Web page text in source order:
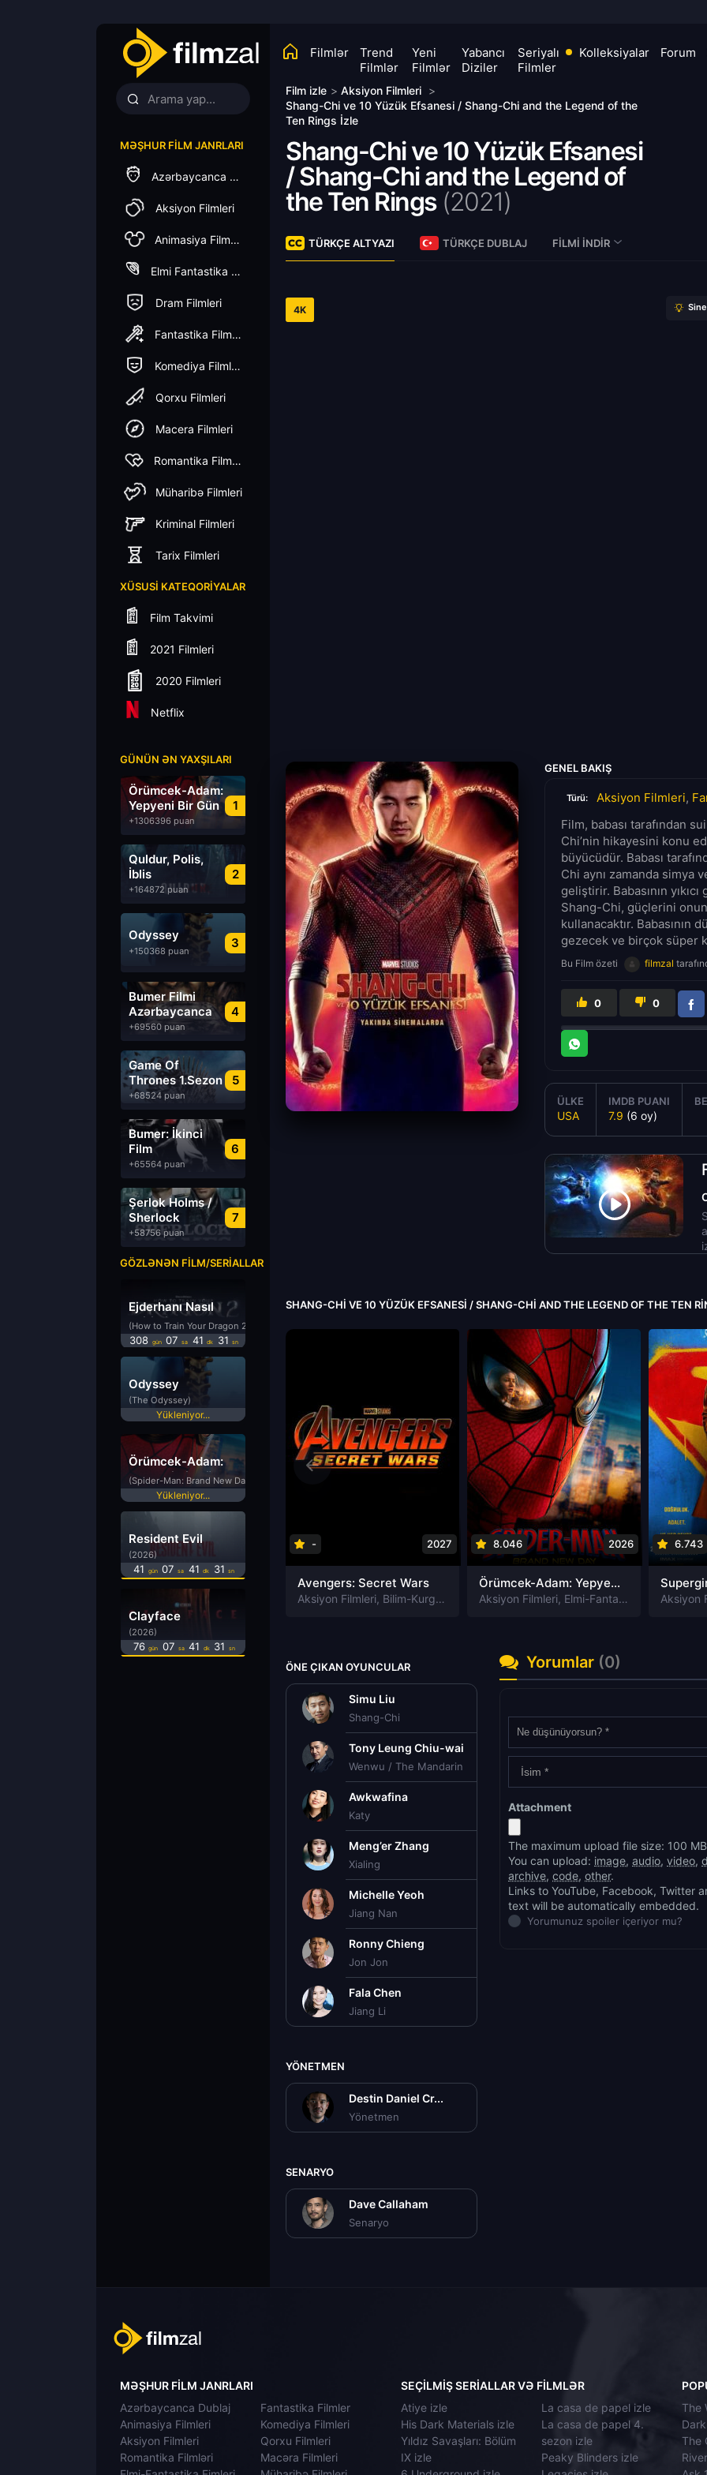
Filmlər
Trend
Filmlər
Yeni
Filmlər
Yabancı
Diziler
Seriyalı
Filmler
Kolleksiyalar Forum
MƏŞHUR FILM JANRLARI
Azərbaycanca Dublaj
Aksiyon Filmleri
Animasiya Filmleri
Elmi Fantastika Filmleri
Dram Filmleri
Fantastika Filmleri
Komediya Filmleri
Qorxu Filmleri
Macera Filmleri
Romantika Filmleri
Müharibə Filmleri
Kriminal Filmleri
Tarix Filmleri
XÜSUSI KATEQORIYALAR
Film Takvimi
2021 Filmleri
2020 Filmleri
Netflix
GÜNÜN ƏN YAXŞILARI
1
Örümcek-Adam:
Yepyeni Bir Gün
+1306396 puan
2
Quldur, Polis,
İblis
+164872 puan
3
Odyssey
+150368 puan
4
Bumer Filmi
Azərbaycanca
Dublyaj izle
+69560 puan
5
Game Of
Thrones 1.Sezon
Türkçe Dublaj
izle
+68524 puan
6
Bumer: İkinci
Film
Azərbaycanca
Dublyaj izle
+65564 puan
7
Şerlok Holms /
Sherlock
Holmes
+58756 puan
GÖZLƏNƏN FILM/SERIALLAR
Ejderhanı Nasıl
Eğitirsin 2
(How to Train Your Dragon 2)
308 gün 07 sa 41 dk 30 sn
Odyssey
(The Odyssey)
Yükleniyor...
Örümcek-Adam:
Yepyeni Bir Gün
(Spider-Man: Brand New Day)
Yükleniyor...
Resident Evil
(2026)
41 gün 07 sa 41 dk 30 sn
Clayface
(2026)
76 gün 07 sa 41 dk 30 sn
Film izle > Aksiyon Filmleri >
Shang-Chi ve 10 Yüzük Efsanesi / Shang-Chi and the Legend of the
Ten Rings İzle
Shang-Chi ve 10 Yüzük Efsanesi
/ Shang-Chi and the Legend of
the Ten Rings (2021)
TÜRKÇE ALTYAZI TÜRKÇE DUBLAJ FILMI İNDIR
4K
GENEL BAKIŞ
Türü: Aksiyon Filmleri,
Film, babası tarafından
Chi’nin hikayesini konu
büyücüdür. Babası
Chi aynı zamanda simya
geliştirir. Babasının
Shang-Chi, güçlerini
kullanacaktır. Babasının
gezecek ve birçok süper
Bu Film özeti filmzal
0 0
ÜLKE
USA
IMDB PUANI
7.9 (6 oy)
SHANG-CHI VE 10 YÜZÜK EFSANESI / SHANG-CHI AND THE LEGEND OF THE TEN
- 2027
Avengers: Secret Wars
Aksiyon Filmleri, Bilim-Kurgu Filmleri ,Macera Filmleri
8.046 2026
Örümcek-Adam: Yepyeni Bir Gün
Aksiyon Filmleri, Elmi-Fantastika Filmleri ,
6.743
Aksiyon
ÖNE ÇIKAN OYUNCULAR
Simu Liu
Shang-Chi
Tony Leung Chiu-wai
Wenwu / The Mandarin
Awkwafina
Katy
Meng’er Zhang
Xialing
Michelle Yeoh
Jiang Nan
Ronny Chieng
Jon Jon
Fala Chen
Jiang Li
YÖNETMEN
Destin Daniel Cr...
Yönetmen
SENARYO
Dave Callaham
Senaryo
Yorumlar (0)
Attachment
The maximum upload file size: 100
You can upload: image,audio,video,
archive,code,other.
Links to YouTube, Facebook, Twitter
text will be automatically embedded.
Yorumunuz spoiler içeriyor mu?
MƏŞHUR FILM JANRLARI
Azərbaycanca Dublaj
Animasiya Filmleri
Aksiyon Filmleri
Romantika Filmləri
Fantastika Filmler
Komediya Filmleri
Qorxu Filmleri
Macəra Filmleri
SEÇILMIŞ SERIALLAR VƏ FILMLƏR
Atiye izle
His Dark Materials izle
Yıldız Savaşları: Bölüm
IX izle
La casa de papel izle
La casa de papel 4.
sezon izle
Peaky Blinders izle
The
The